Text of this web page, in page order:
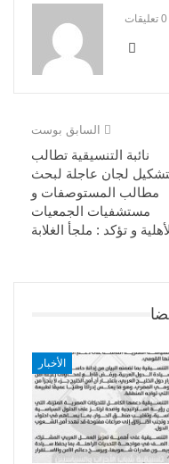
0 تعليقات
السابق بوست
نائبة التنسيقية تطالب
لجان عاجلة لبحث
مطالب المستوصفات و
مستشفيات الجمعيات
الأهلية و تؤكد : ملجأ الغلابة
الأخبار